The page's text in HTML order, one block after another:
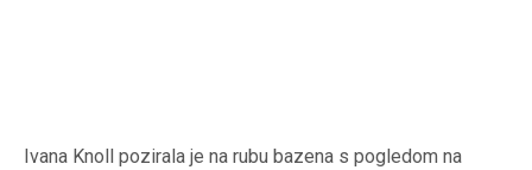
Ivana Knoll pozirala je na rubu bazena s pogledom na